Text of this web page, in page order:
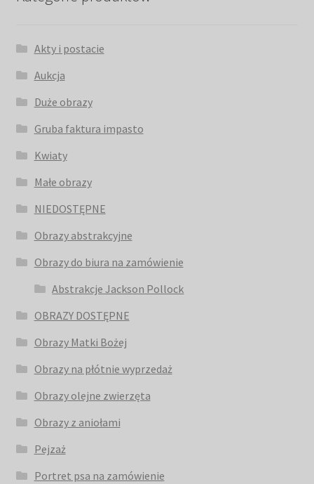
Akty i postacie
Aukcja
Duże obrazy
Gruba faktura impasto
Kwiaty
Małe obrazy
NIEDOSTĘPNE
Obrazy abstrakcyjne
Obrazy do biura na zamówienie
Abstrakcje Jackson Pollock
OBRAZY DOSTĘPNE
Obrazy Matki Bożej
Obrazy na płótnie wyprzedaż
Obrazy olejne zwierzęta
Obrazy z aniołami
Pejzaż
Portret psa na zamówienie